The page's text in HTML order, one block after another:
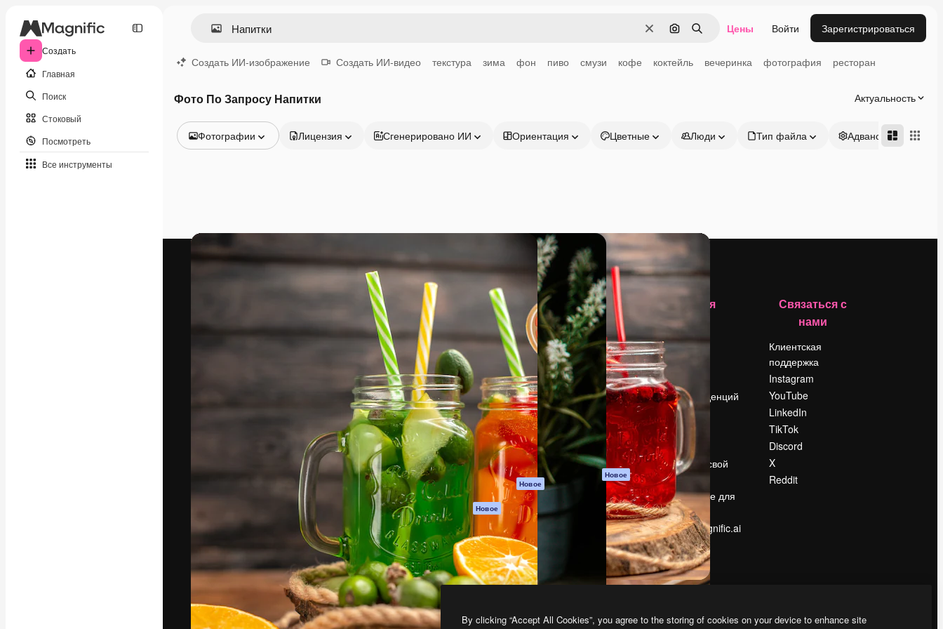
Создать
Главная
Поиск
Стоковый
Посмотреть
Все инструменты
ОчиститьПоиск по изображению
Поиск Цены Войти Зарегистрироваться
Создать ИИ-изображение Создать ИИ-видео текстура зима фон пиво смузи кофе коктейль вечеринка фотография ресторан
Фото По Запросу Напитки Актуальность
Фотографии
Видео
Видеоролик
Моушн-дизайн
Лицензия Сгенерировано ИИ Ориентация Цветные Люди Тип файла Адвансд
Креативная платформа для создания
ваших лучших работ. Более 1 миллиона
подписчиков среди креаторов,
предприятий, агентств и студий.
Продукция
ИИ-помощник
Генератор
изображений ИИ
Генератор видео
ИИ
Генератор голоса
на основе ИИ
Стоковый контент
MCP для
Claude/ChatGPT
Новое
Агенты Новое
API
Мобильное
приложение
Все инструменты
Magnific
Начать
Academy
Документация по
Пакету ИИ
Служба
поддержки
Условия и
положения
Политика
конфиденциальности
Оригиналы
Новое
Политика файлов
cookie
Центр доверия
Предприятие
Компания
Цены
О нас
Reviews
Вакансии
Поиск тенденций
Блог
События
Slidesgo
Продайте свой
контент
Помещение для
прессы
Ищете magnific.ai
Связаться с
нами
Клиентская
поддержка
Instagram
YouTube
LinkedIn
TikTok
Discord
X
Reddit
By clicking “Accept All Cookies”, you agree to the storing of cookies on your device to enhance site